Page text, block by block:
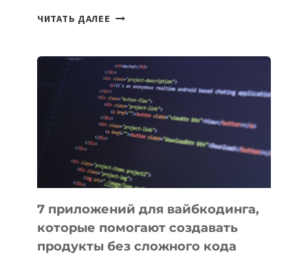
ЧИТАТЬ ДАЛЕЕ ТАСК-
ПОЛЕЗНЫХ
ИНСТРУМЕНТОВ
ДЛЯ
РАБОТЫ
7 приложений для вайбкодинга,
которые помогают создавать
продукты без сложного кода